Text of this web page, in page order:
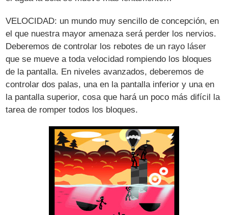
VELOCIDAD: un mundo muy sencillo de concepción, en
el que nuestra mayor amenaza será perder los nervios.
Deberemos de controlar los rebotes de un rayo láser
que se mueve a toda velocidad rompiendo los bloques
de la pantalla. En niveles avanzados, deberemos de
controlar dos palas, una en la pantalla inferior y una en
la pantalla superior, cosa que hará un poco más difícil la
tarea de romper todos los bloques.